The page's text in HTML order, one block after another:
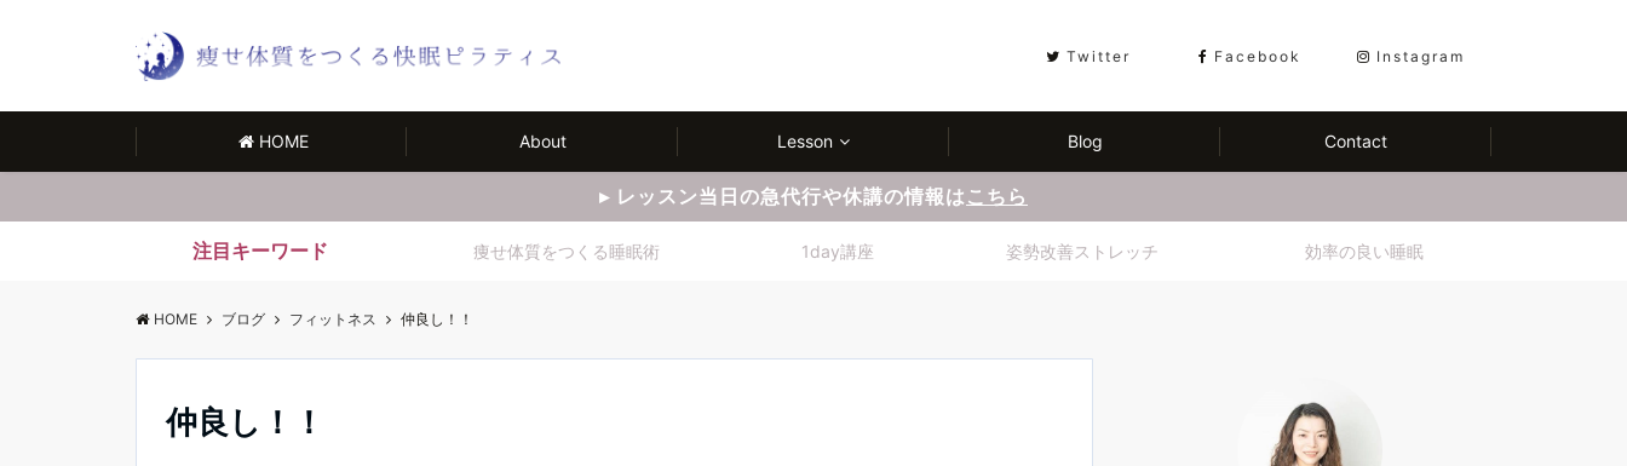
Twitter Facebook Instagram
HOME About Lesson Blog Contact
▸ レッスン当日の急代行や休講の情報はこちら
注目キーワード 痩せ体質をつくる睡眠術 1day講座 姿勢改善ストレッチ 効率の良い睡眠
HOME ブログ フィットネス 仲良し！！
仲良し！！